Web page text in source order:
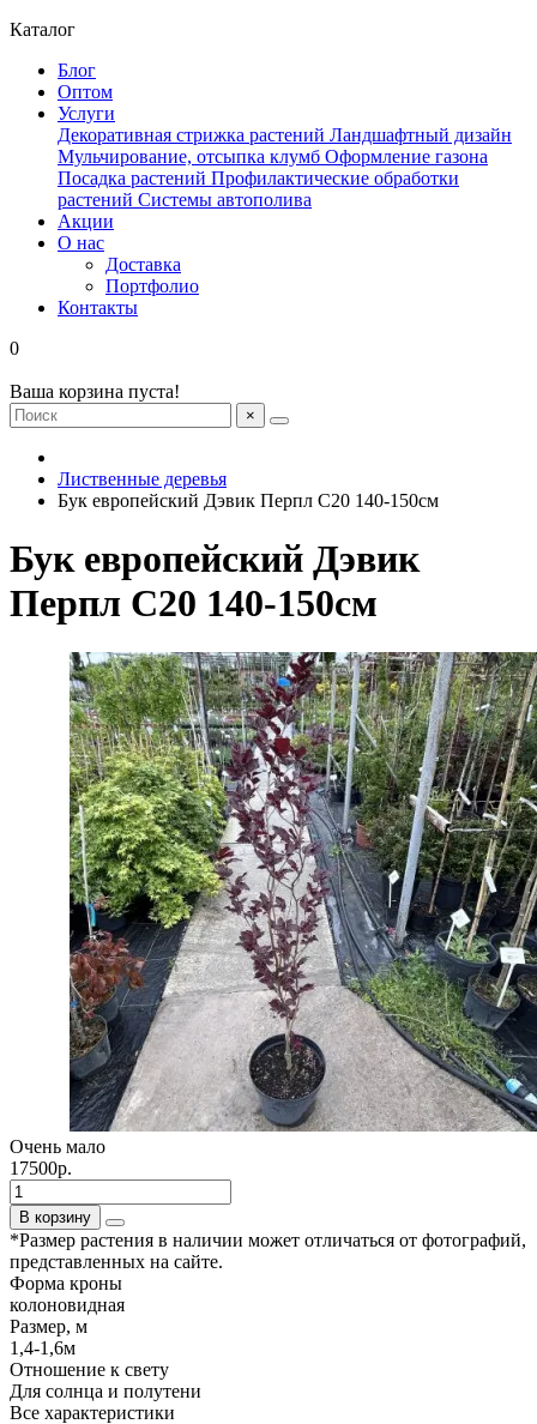
Каталог
Блог
Оптом
Услуги
Декоративная стрижка растений Ландшафтный дизайн
Мульчирование, отсыпка клумб Оформление газона
Посадка растений Профилактические обработки
растений Системы автополива
Акции
О нас
Доставка
Портфолио
Контакты
0
Ваша корзина пуста!
×
Лиственные деревья
Бук европейский Дэвик Перпл С20 140-150см
Бук европейский Дэвик
Перпл С20 140-150см
Очень мало
17500р.
В корзину
*Размер растения в наличии может отличаться от фотографий,
представленных на сайте.
Форма кроны
колоновидная
Размер, м
1,4-1,6м
Отношение к свету
Для солнца и полутени
Все характеристики